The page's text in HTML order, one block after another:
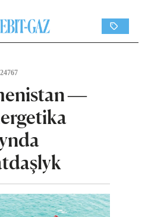
24767
—